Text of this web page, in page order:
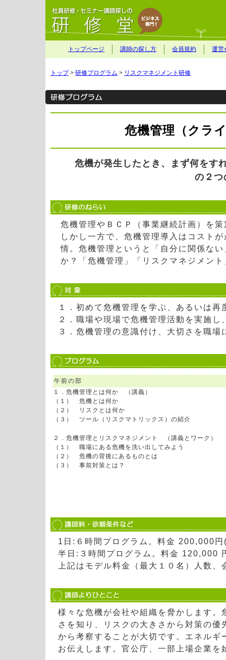
トップページ 講師の探し方 会員規約 運営
トップ> 研修プログラム > リスクマネジメント研修
危機管理（クラ
危機が発生したとき、まず何をす
の２つ
危機管理やＢＣＰ（事業継続計画）を
しかし一方で、危機管理導入はコスト
情。危機管理というと「自分に関係な
か？「危機管理」「リスクマネジメン
１．初めて危機管理を学ぶ、あるいは再
２．職場や現場で危機管理活動を実施
３．危機管理の意識付け、大切さを職
午前の部
１．危機管理とは何か （講義）
（１） 危機とは何か
（２） リスクとは何か
（３） ツール（リスクマトリックス）の紹介
２．危機管理とリスクマネジメント （講義とワーク）
（１） 職場にある危機を洗い出してみよう
（２） 危機の背後にあるものとは
（３） 事前対策とは？
1日:６時間プログラム。料金 200,000
半日:３時間プログラム。料金 120,000
上記はモデル料金（最大１０名）人数
様々な危機が会社や組織を脅かします
さを知り、リスクの大きさから対策の
から考察することが大切です。エネル
お伝えします。官公庁、一部上場企業